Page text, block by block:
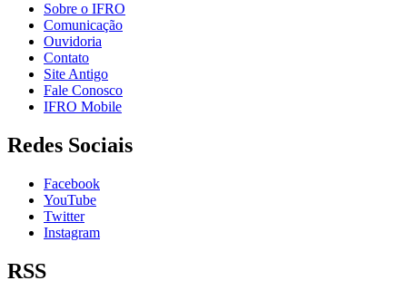
Sobre o IFRO
Comunicação
Ouvidoria
Contato
Site Antigo
Fale Conosco
IFRO Mobile
Redes Sociais
Facebook
YouTube
Twitter
Instagram
RSS